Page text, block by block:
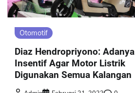
Otomotif
Diaz Hendropriyono: Adanya
Insentif Agar Motor Listrik
Digunakan Semua Kalangan